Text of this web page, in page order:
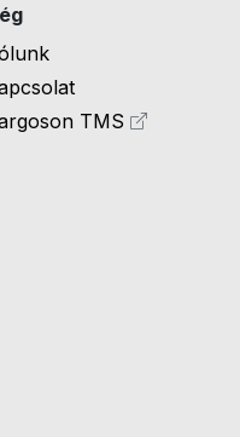
TMS